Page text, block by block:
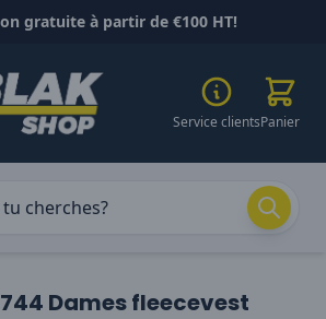
gratuite à partir de €100 HT!
Service clientsPanier
Dames fleecevest